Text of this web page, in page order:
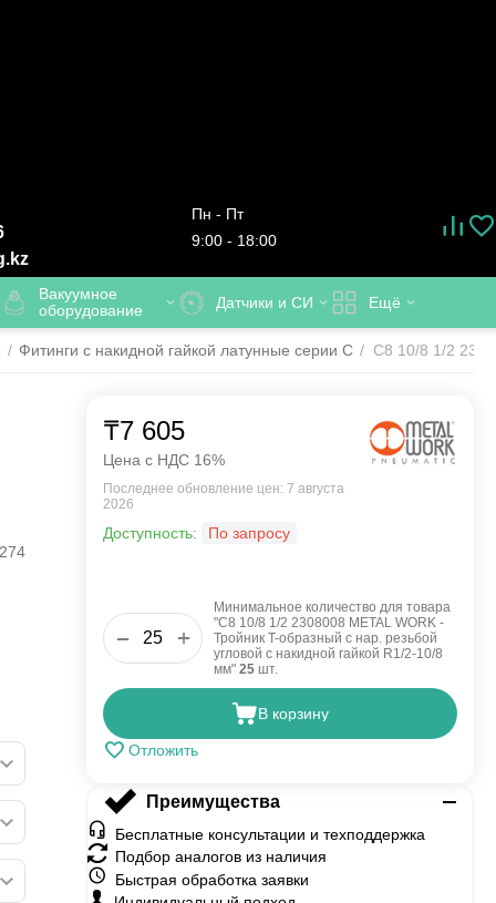
Пн - Пт
9:00 - 18:00
Вакуумное
оборудование
Датчики и СИ Ещё
/ Фитинги с накидной гайкой латунные серии C / С8 10/8 1/2
₸7 605
Цена с НДС 16%
Последнее обновление цен: 7 августа
2026
Доступность: По запросу
+
−
Минимальное количество для товара
"С8 10/8 1/2 2308008 METAL WORK -
Тройник T-образный с нар. резьбой
угловой с накидной гайкой R1/2-10/8
мм" 25 шт.
В корзину
Отложить
Преимущества
Бесплатные консультации и техподдержка
Подбор аналогов из наличия
Быстрая обработка заявки